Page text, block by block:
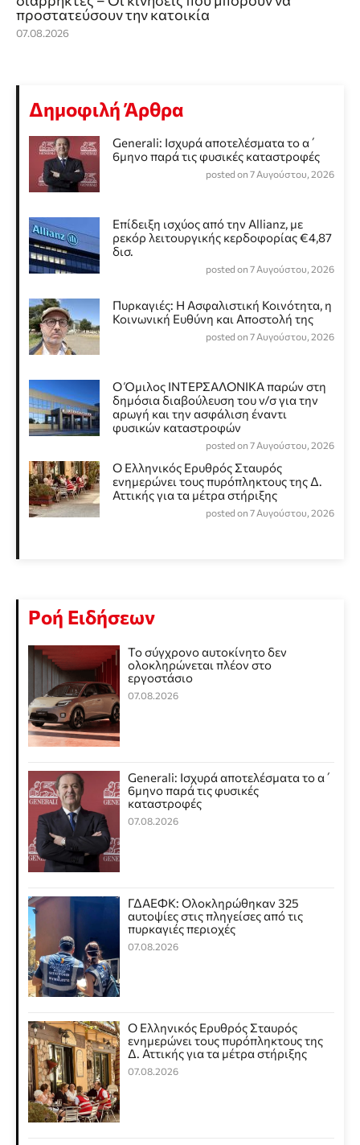
προστατεύσουν την κατοικία
07.08.2026
Δημοφιλή Άρθρα
Generali: Ισχυρά αποτελέσματα το α΄
6μηνο παρά τις φυσικές καταστροφές
posted on 7 Αυγούστου, 2026
Επίδειξη ισχύος από την Allianz, με
ρεκόρ λειτουργικής κερδοφορίας €4,87
δισ.
posted on 7 Αυγούστου, 2026
Πυρκαγιές: Η Ασφαλιστική Κοινότητα, η
Κοινωνική Ευθύνη και Αποστολή της
posted on 7 Αυγούστου, 2026
Ο Όμιλος ΙΝΤΕΡΣΑΛΟΝΙΚΑ παρών στη
δημόσια διαβούλευση του ν/σ για την
αρωγή και την ασφάλιση έναντι
φυσικών καταστροφών
posted on 7 Αυγούστου, 2026
Ο Ελληνικός Ερυθρός Σταυρός
ενημερώνει τους πυρόπληκτους της Δ.
Αττικής για τα μέτρα στήριξης
posted on 7 Αυγούστου, 2026
Ροή Ειδήσεων
Το σύγχρονο αυτοκίνητο δεν
ολοκληρώνεται πλέον στο
εργοστάσιο
07.08.2026
Generali: Ισχυρά αποτελέσματα το α΄
6μηνο παρά τις φυσικές
καταστροφές
07.08.2026
ΓΔΑΕΦΚ: Ολοκληρώθηκαν 325
αυτοψίες στις πληγείσες από τις
πυρκαγιές περιοχές
07.08.2026
Ο Ελληνικός Ερυθρός Σταυρός
ενημερώνει τους πυρόπληκτους της
Δ. Αττικής για τα μέτρα στήριξης
07.08.2026